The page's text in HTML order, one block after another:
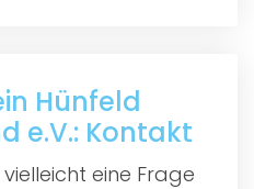
Hünfeld
e.V.: Kontakt
eine Frage